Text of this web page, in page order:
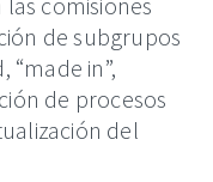
de subgrupos
“made in”,
de procesos
del